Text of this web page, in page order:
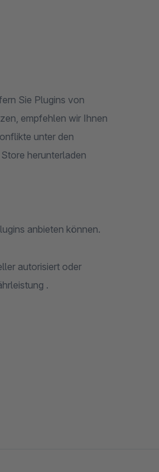
Sie Plugins von
empfehlen wir Ihnen
unter den
herunterladen
Bitte haben Sie Verständnis dafür, dass wir Support ausschließlich für unmodifizierte Plugins anbieten können.
Anspruch auf kostenfreien Support und Gewährleistung .